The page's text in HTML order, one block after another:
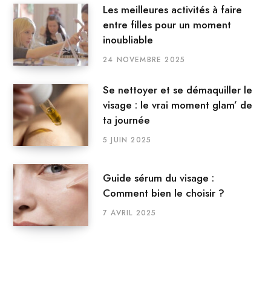
Les meilleures activités à faire
entre filles pour un moment
inoubliable
24 NOVEMBRE 2025
Se nettoyer et se démaquiller le
visage : le vrai moment glam’ de
ta journée
5 JUIN 2025
Guide sérum du visage :
Comment bien le choisir ?
7 AVRIL 2025